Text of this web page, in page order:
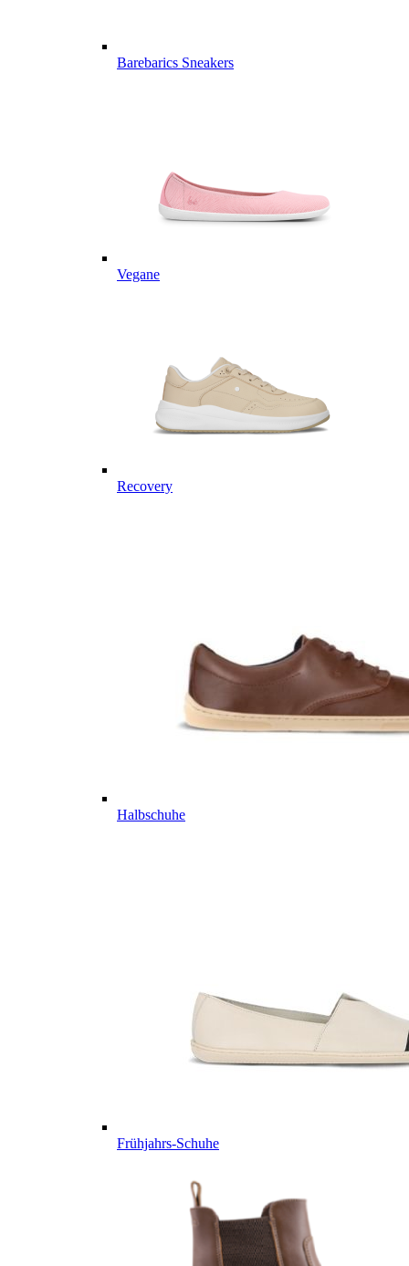
Barebarics Sneakers
Vegane
Recovery
Halbschuhe
Frühjahrs-Schuhe